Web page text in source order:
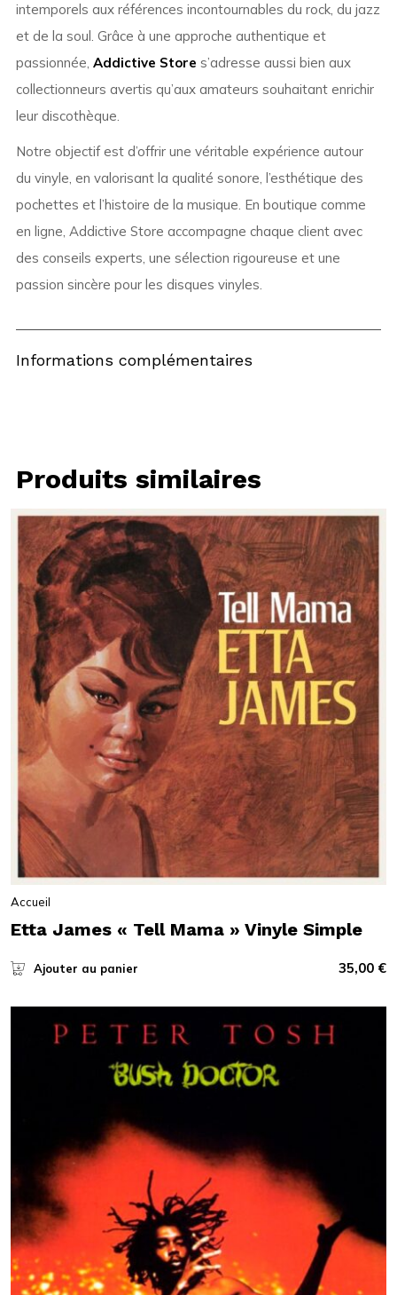
intemporels aux références incontournables du rock, du jazz
et de la soul. Grâce à une approche authentique et
passionnée, Addictive Store s’adresse aussi bien aux
collectionneurs avertis qu’aux amateurs souhaitant enrichir
leur discothèque.
Notre objectif est d’offrir une véritable expérience autour
du vinyle, en valorisant la qualité sonore, l’esthétique des
pochettes et l’histoire de la musique. En boutique comme
en ligne, Addictive Store accompagne chaque client avec
des conseils experts, une sélection rigoureuse et une
passion sincère pour les disques vinyles.
Informations complémentaires
Produits similaires
Accueil
Etta James « Tell Mama » Vinyle Simple
Ajouter au panier 35,00 €